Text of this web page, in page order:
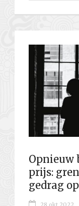
Opnieuw
prijs:
gedrag
28 okt 2022